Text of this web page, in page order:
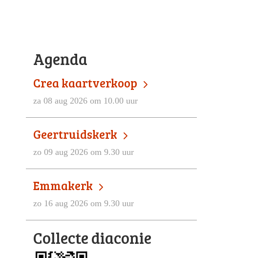
Agenda
Crea kaartverkoop
za 08 aug 2026 om 10.00 uur
Geertruidskerk
zo 09 aug 2026 om 9.30 uur
Emmakerk
zo 16 aug 2026 om 9.30 uur
Collecte diaconie